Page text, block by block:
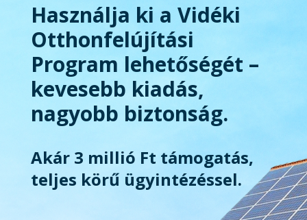
Használja ki a Vidéki
Otthonfelújítási
Program lehetőségét –
kevesebb kiadás,
nagyobb biztonság.
Akár 3 millió Ft támogatás,
teljes körű ügyintézéssel.